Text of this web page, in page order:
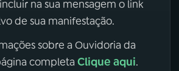
na sua mensagem o link
de sua manifestação.
sobre a Ouvidoria da
completa Clique aqui.